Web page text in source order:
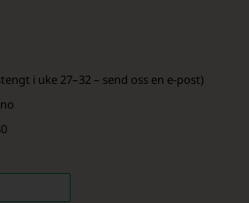
i uke 27–32 – send oss en e-post)